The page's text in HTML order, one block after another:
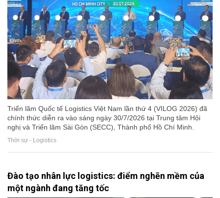
Triển lãm Quốc tế Logistics Việt Nam lần thứ 4 (VILOG 2026) đã
chính thức diễn ra vào sáng ngày 30/7/2026 tại Trung tâm Hội
nghị và Triển lãm Sài Gòn (SECC), Thành phố Hồ Chí Minh.
Thời sự - Logistics
Đào tạo nhân lực logistics: điểm nghẽn mềm của
một ngành đang tăng tốc